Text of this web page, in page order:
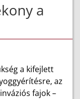
a
a kifejlett
az
fajok –